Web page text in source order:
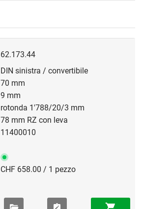
62.173.44
DIN sinistra / convertibile
70 mm
9 mm
rotonda 1'788/20/3 mm
78 mm RZ con leva
11400010
CHF 658.00 / 1 pezzo